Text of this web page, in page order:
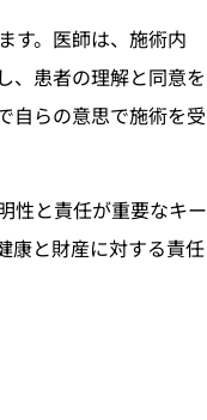
す。医師は、施術内
、患者の理解と同意を
自らの意思で施術を受
性と責任が重要なキー
康と財産に対する責任